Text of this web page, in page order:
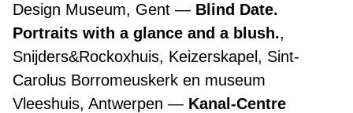
Design Museum, Gent
Blind Date.
Portraits with a glance and a blush.,
Snijders&Rockoxhuis, Keizerskapel, Sint-
Carolus Borromeuskerk en museum
Vleeshuis, Antwerpen
Kanal-Centre